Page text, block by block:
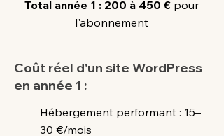
Total année 1 : 200 à 450 € pour
l'abonnement
Coût réel d'un site WordPress
en année 1 :
Hébergement performant : 15–
30 €/mois